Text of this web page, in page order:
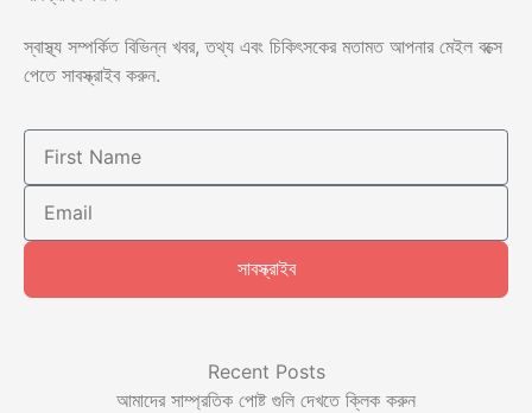
স্বাস্থ্য সম্পর্কিত বিভিন্ন খবর, তথ্য এবং চিকিৎসকের মতামত আপনার মেইল বক্সে
পেতে সাবস্ক্রাইব করুন.
সাবস্ক্রাইব
Recent Posts
আমাদের সাম্প্রতিক পোষ্ট গুলি দেখতে ক্লিক করুন